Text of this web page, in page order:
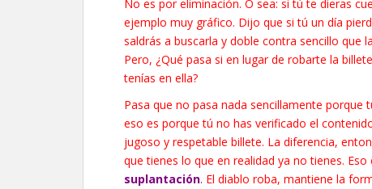
No es por eliminación. O sea: si tú te dieras
ejemplo muy gráfico. Dijo que si tú un día
saldrás a buscarla y doble contra sencillo que
Pero, ¿Qué pasa si en lugar de robarte la
tenías en ella?
Pasa que no pasa nada sencillamente
eso es porque tú no has verificado el
jugoso y respetable billete. La diferencia,
que tienes lo que en realidad ya no tienes.
suplantación. El diablo roba, mantiene la